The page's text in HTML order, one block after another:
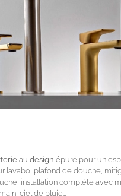
au design épuré pour un
lavabo, plafond de douche,
installation complète avec
ciel de pluie…